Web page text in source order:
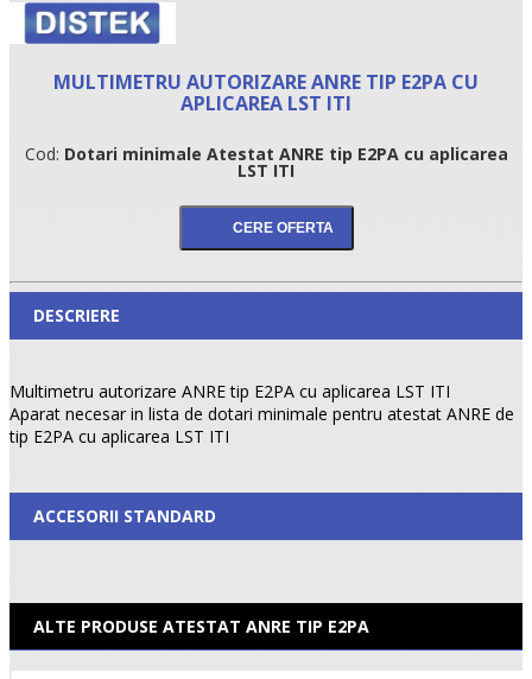
MULTIMETRU AUTORIZARE ANRE TIP E2PA CU
APLICAREA LST ITI
Cod: Dotari minimale Atestat ANRE tip E2PA cu aplicarea
LST ITI
DESCRIERE
Multimetru autorizare ANRE tip E2PA cu aplicarea LST ITI
Aparat necesar in lista de dotari minimale pentru atestat ANRE de
tip E2PA cu aplicarea LST ITI
ACCESORII STANDARD
ALTE PRODUSE ATESTAT ANRE TIP E2PA